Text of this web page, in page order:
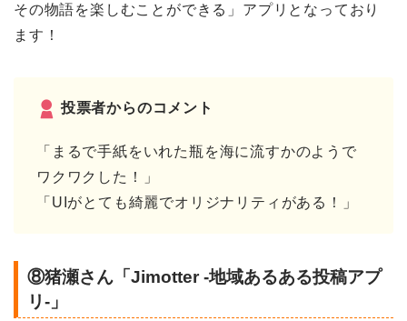
その物語を楽しむことができる」アプリとなっており
ます！
投票者からのコメント
「まるで手紙をいれた瓶を海に流すかのようで
ワクワクした！」
「UIがとても綺麗でオリジナリティがある！」
⑧猪瀬さん「Jimotter -地域あるある投稿アプ
リ-」